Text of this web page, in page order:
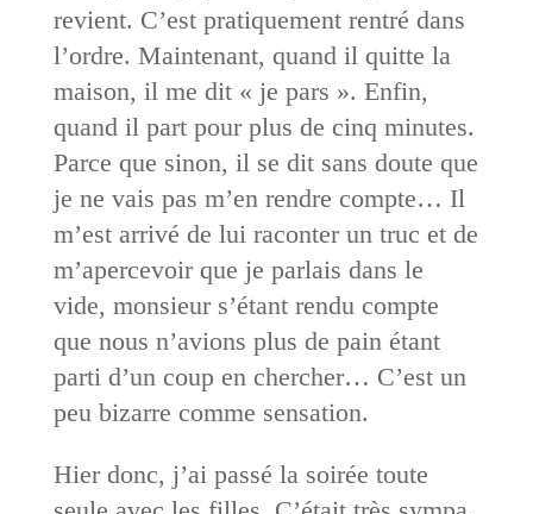
revient. C’est pratiquement rentré dans
l’ordre. Maintenant, quand il quitte la
maison, il me dit « je pars ». Enfin,
quand il part pour plus de cinq minutes.
Parce que sinon, il se dit sans doute que
je ne vais pas m’en rendre compte… Il
m’est arrivé de lui raconter un truc et de
m’apercevoir que je parlais dans le
vide, monsieur s’étant rendu compte
que nous n’avions plus de pain étant
parti d’un coup en chercher… C’est un
peu bizarre comme sensation.
Hier donc, j’ai passé la soirée toute